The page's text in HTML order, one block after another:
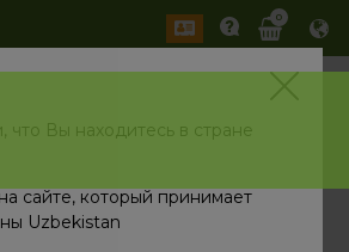
0
Вы находитесь в стране
сайте, который принимает
Uzbekistan